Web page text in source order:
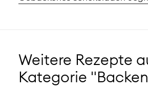
Weitere Rezepte
Kategorie